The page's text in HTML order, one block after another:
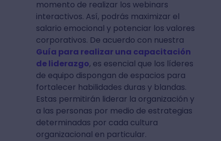
momento de realizar los webinars
interactivos. Así, podrás maximizar el
salario emocional y potenciar los valores
corporativos. De acuerdo con nuestra
Guía para realizar una capacitación
de liderazgo, es esencial que los líderes
de equipo dispongan de espacios para
fortalecer habilidades duras y blandas.
Estas permitirán liderar la organización y
a las personas por medio de estrategias
determinadas por cada cultura
organizacional en particular.